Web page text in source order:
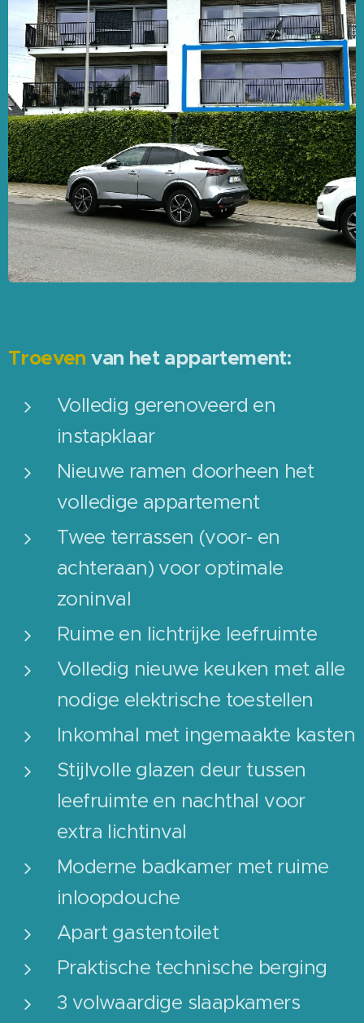
Troevenvan het appartement:
Volledig gerenoveerd en
instapklaar
Nieuwe ramen doorheen het
volledige appartement
Twee terrassen (voor- en
achteraan) voor optimale
zoninval
Ruime en lichtrijke leefruimte
Volledig nieuwe keuken met alle
nodige elektrische toestellen
Inkomhal met ingemaakte kasten
Stijlvolle glazen deur tussen
leefruimte en nachthal voor
extra lichtinval
Moderne badkamer met ruime
inloopdouche
Apart gastentoilet
Praktische technische berging
3 volwaardige slaapkamers